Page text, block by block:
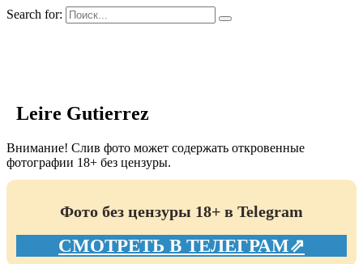
Search for:
Leire Gutierrez
Внимание! Слив фото может содержать откровенные
фотографии 18+ без цензуры.
Фото без цензуры 18+ в Telegram
СМОТРЕТЬ В ТЕЛЕГРАМ⇗